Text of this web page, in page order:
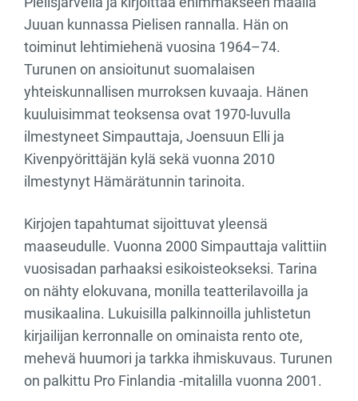
Juuan kunnassa Pielisen rannalla. Hän on
toiminut lehtimiehenä vuosina 1964–74.
Turunen on ansioitunut suomalaisen
yhteiskunnallisen murroksen kuvaaja. Hänen
kuuluisimmat teoksensa ovat 1970-luvulla
ilmestyneet Simpauttaja, Joensuun Elli ja
Kivenpyörittäjän kylä sekä vuonna 2010
ilmestynyt Hämärätunnin tarinoita.
Kirjojen tapahtumat sijoittuvat yleensä
maaseudulle. Vuonna 2000 Simpauttaja valittiin
vuosisadan parhaaksi esikoisteokseksi. Tarina
on nähty elokuvana, monilla teatterilavoilla ja
musikaalina. Lukuisilla palkinnoilla juhlistetun
kirjailijan kerronnalle on ominaista rento ote,
mehevä huumori ja tarkka ihmiskuvaus. Turunen
on palkittu Pro Finlandia -mitalilla vuonna 2001.